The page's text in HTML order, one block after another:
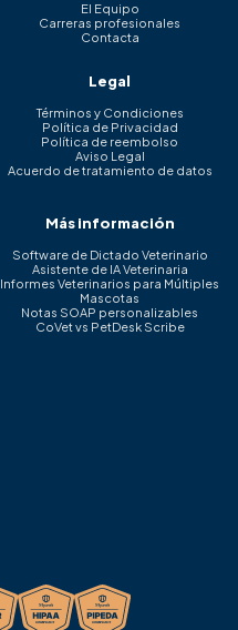
El Equipo
Carreras profesionales
Contacta
Legal
Términos y Condiciones
Política de Privacidad
Política de reembolso
Aviso Legal
Acuerdo de tratamiento de datos
Más información
Software de Dictado Veterinario
Asistente de IA Veterinaria
Informes Veterinarios para Múltiples
Mascotas
Notas SOAP personalizables
CoVet vs PetDesk Scribe